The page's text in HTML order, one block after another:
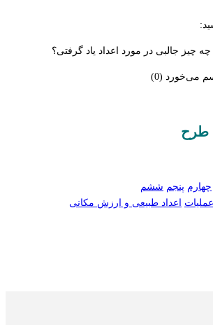
چه چیز جالبی در مورد اعداد یاد گرفتی؟
می‌خورد (0)
طرح
چهارم پنجم ششم
عملیات اعداد طبیعی و ارزش مکانی